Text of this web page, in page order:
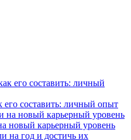
его составить: личный опыт
новый карьерный уровень